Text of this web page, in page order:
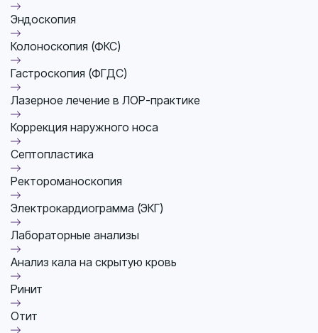
Эндоскопия
Колоноскопия (ФКС)
Гастроскопия (ФГДС)
Лазерное лечение в ЛОР-практике
Коррекция наружного носа
Септопластика
Ректороманоскопия
Электрокардиограмма (ЭКГ)
Лабораторные анализы
Анализ кала на скрытую кровь
Ринит
Отит